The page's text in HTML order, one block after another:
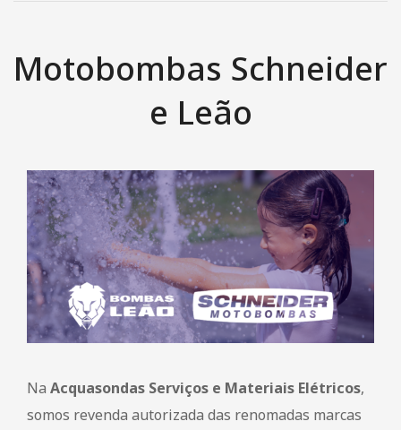
Caminhão Munck
Locação de Geradores
PRODUTOS
Motobombas Schneider e Leão
FALE CONOSCO
Motobombas Schneider
e Leão
Na Acquasondas Serviços e Materiais Elétricos,
somos revenda autorizada das renomadas marcas